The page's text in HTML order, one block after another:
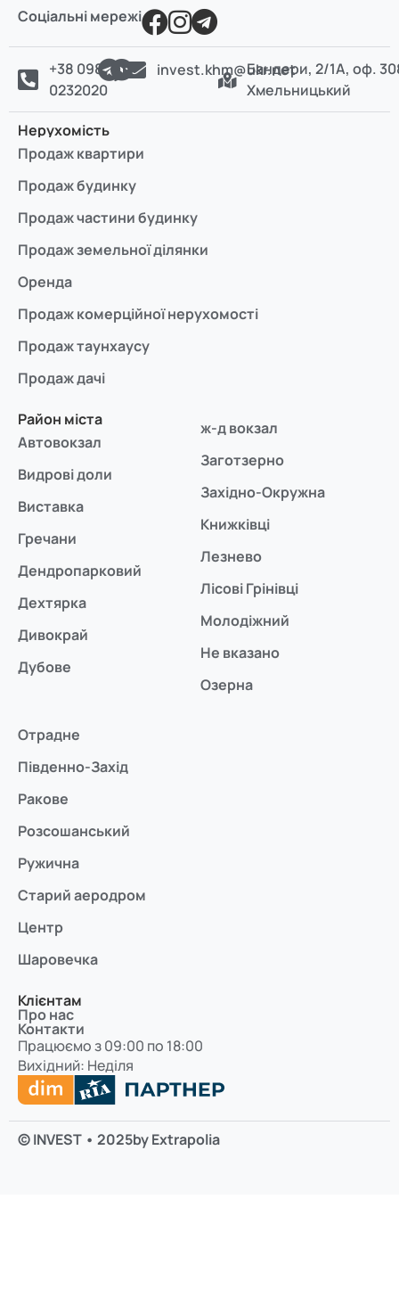
Соціальні мережі
+38 098
0232020
invest.khm@ukr.netБандери, 2/1А, оф.
Хмельницький
Нерухомість
Продаж квартири
Продаж будинку
Продаж частини будинку
Продаж земельної ділянки
Оренда
Продаж комерційної нерухомості
Продаж таунхаусу
Продаж дачі
Район міста
Автовокзал
Видрові доли
Виставка
Гречани
Дендропарковий
Дехтярка
Дивокрай
Дубове
ж-д вокзал
Заготзерно
Західно-Окружна
Книжківці
Лезнево
Лісові Грінівці
Молодіжний
Не вказано
Озерна
Отрадне
Південно-Захід
Ракове
Розсошанський
Ружична
Старий аеродром
Центр
Шаровечка
Клієнтам
Про нас
Контакти
Працюємо з 09:00 по 18:00
Вихідний: Неділя
© INVEST • 2025by Extrapolia